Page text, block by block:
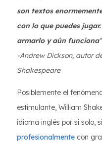
son textos
con lo que puedes
armarlo y aún
-Andrew Dickson, autor
Shakespeare
Posiblemente el
estimulante, William
idioma inglés por sí solo,
profesionalmente con